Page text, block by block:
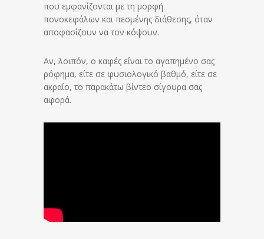
που εμφανίζονται με τη μορφή
πονοκεφάλων και πεσμένης διάθεσης, όταν
αποφασίζουν να τον κόψουν.
Αν, λοιπόν, ο καφές είναι το αγαπημένο σας
ρόφημα, είτε σε φυσιολογικό βαθμό, είτε σε
ακραίο, το παρακάτω βίντεο σίγουρα σας
αφορά.